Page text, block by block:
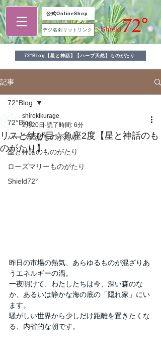
公式OnlineShop
デジ名刺リットリンク
72°Blog【星と神話】【ハーブ天然】ものがたり
記事
72°Blog
ハーブ天然ものがたり
星と神話のものがたり
ローズマリーものがたり
Shield72°
72°Blog
リスと結び目☆魚座2度【星と神話のも
のがたり】
shirokikurage
2月20日 読了時間: 6分
昨日の市場の熱気、あらゆるものが混ざりあ
うエネルギーの渦。
一夜明けて、わたしたちは今、深い森のな
か、あるいは静かな海の底の「隠れ家」にい
ます。
騒がしい世界から少しだけ距離を置きたくな
る、内省的な朝です。